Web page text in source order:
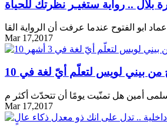
Mar 17,2017
Mar 17,2017